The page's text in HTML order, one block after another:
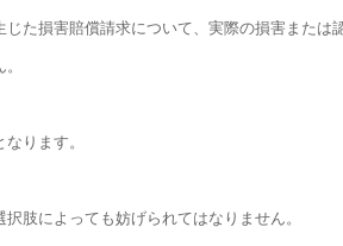
た損害賠償請求について、実際の損害または
ります。
肢によっても妨げられてはなりません。